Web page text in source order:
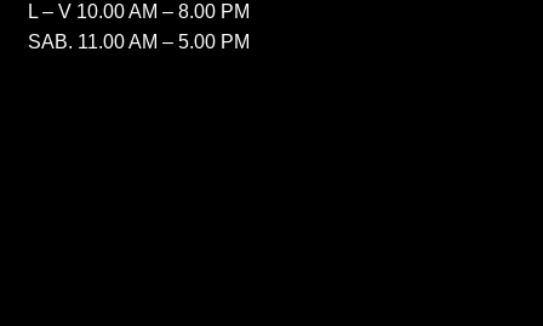
L – V 10.00 AM – 8.00 PM
SAB. 11.00 AM – 5.00 PM